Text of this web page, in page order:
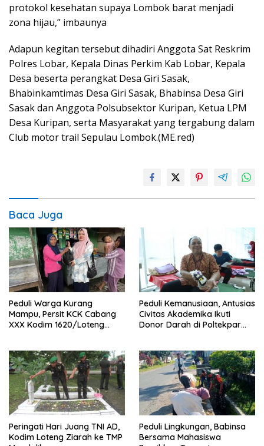
protokol kesehatan supaya Lombok barat menjadi
zona hijau,” imbaunya
Adapun kegitan tersebut dihadiri Anggota Sat Reskrim
Polres Lobar, Kepala Dinas Perkim Kab Lobar, Kepala
Desa beserta perangkat Desa Giri Sasak,
Bhabinkamtimas Desa Giri Sasak, Bhabinsa Desa Giri
Sasak dan Anggota Polsubsektor Kuripan, Ketua LPM
Desa Kuripan, serta Masyarakat yang tergabung dalam
Club motor trail Sepulau Lombok.(ME.red)
Baca Juga
Peduli Warga Kurang
Mampu, Persit KCK Cabang
XXX Kodim 1620/Loteng
Peduli Kemanusiaan, Antusias
Civitas Akademika Ikuti
Donor Darah di Poltekpar
Peringati Hari Juang TNI AD,
Kodim Loteng Ziarah ke TMP
Peduli Lingkungan, Babinsa
Bersama Mahasiswa